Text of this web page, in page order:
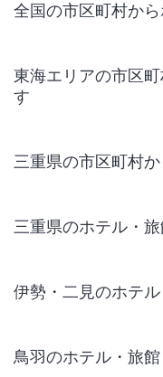
全国の市区町村か
東海エリアの市区
す
三重県の市区町村
三重県のホテル・
伊勢・二見のホテ
鳥羽のホテル・旅